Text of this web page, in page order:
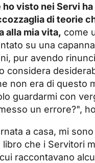
ho visto nei Servi
di teorie
alla mia vita, come
su una
pur avendo
considera
non era di questo
guardarmi con
un errore?",
a casa, mi
libro che i Servitori
raccontavano